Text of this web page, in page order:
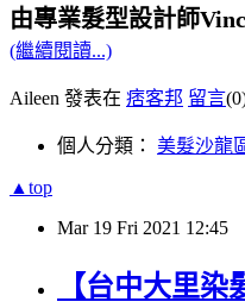
由專業髮型設計師
(繼續閱讀...)
Aileen 發表在 痞客邦 留言
個人分類： 美髮沙龍
▲top
Mar 19 Fri 2021 12:45
【台中大里